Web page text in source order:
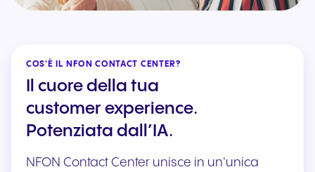
COS'È IL NFON CONTACT CENTER?
Il cuore della tua
customer experience.
Potenziata dall’IA.
NFON Contact Center unisce in un'unica